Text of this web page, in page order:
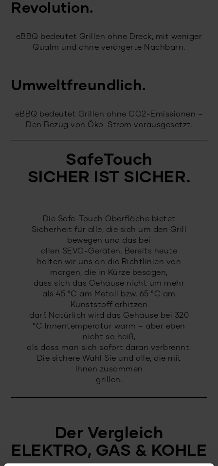
Revolution.
eBBQ bedeutet Grillen ohne Dreck, mit weniger
Qualm und ohne verärgerte Nachbarn.
Umweltfreundlich.
eBBQ bedeutet Grillen ohne CO2-Emissionen –
Den Bezug von Öko-Strom vorausgesetzt.
SafeTouch
SICHER IST SICHER.
Die Safe-Touch Oberfläche bietet
Sicherheit für alle, die sich um den Grill
bewegen und das bei
allen SEVO-Geräten. Bereits heute
halten wir uns an die Richtlinien von
morgen, die in Kürze besagen,
dass sich das Gehäuse nicht um mehr
als 45 °C am Metall bzw. 65 °C am
Kunststoff erhitzen
darf. Natürlich wird das Gehäuse bei 320
°C Innentemperatur warm – aber eben
nicht so heiß,
als dass man sich sofort daran verbrennt.
Die sichere Wahl Sie und alle, die mit
Ihnen zusammen
grillen.
Der Vergleich
ELEKTRO, GAS & KOHLE